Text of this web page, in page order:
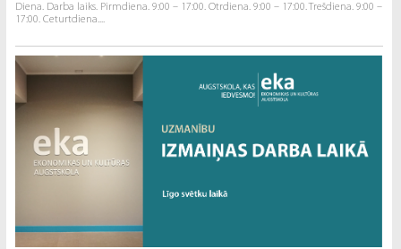
Diena. Darba laiks. Pirmdiena. 9:00 – 17:00. Otrdiena. 9:00 – 17:00. Trešdiena. 9:00 –
17:00. Ceturtdiena....